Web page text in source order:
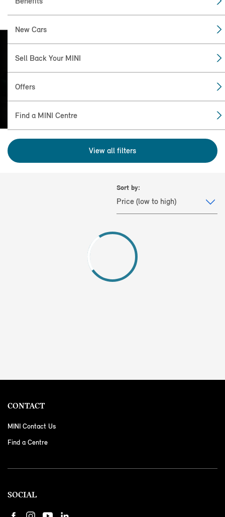
New Cars
Sell Back Your MINI
Offers
Find a MINI Centre
FIND THE
MINI FOR YOU
View all filters
Sort by:
CONTACT
MINI Contact Us
Find a Centre
SOCIAL